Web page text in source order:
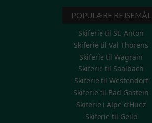
POPULÆRE REJSEMÅL
Skiferie til St. Anton
Skiferie til Val Thorens
Skiferie til Wagrain
Skiferie til Saalbach
Skiferie til Westendorf
Skiferie til Bad Gastein
Skiferie i Alpe d’Huez
Skiferie til Geilo